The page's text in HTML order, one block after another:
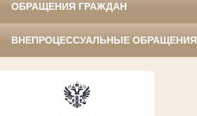
ОБРАЩЕНИЯ ГРАЖДАН
ВНЕПРОЦЕССУАЛЬНЫЕ ОБРАЩЕНИЯ